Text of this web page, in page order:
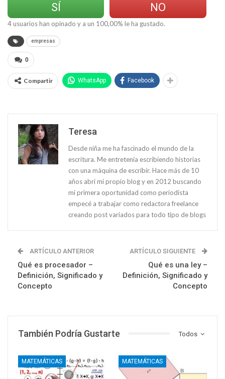
SÍ
NO
4usuarios han opinado y a un 100,00% le ha gustado.
empresas
0
Compartir WhatsApp Facebook
Teresa
Desde niña me ha fascinado el mundo de la
escritura. Me entretenía escribiendo historias
con una máquina de escribir. Hace más de 10
años abrí mi propio blog y en 2012 buscando
mi primera oportunidad como periodista
empecé a trabajar como redactora freelance
creando post variados para todo tipo de blogs
ARTÍCULO ANTERIOR
Qué es procesador –
Definición, Significado y
Concepto
ARTÍCULO SIGUIENTE
Qué es una ley –
Definición, Significado y
Concepto
Todos
También Podría Gustarte
MATEMÁTICAS MATEMÁTICAS